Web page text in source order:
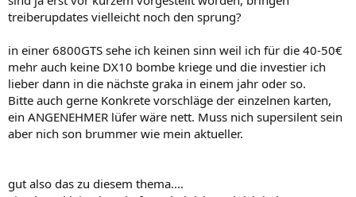
treiberupdates vielleicht noch den sprung?
in einer 6800GTS sehe ich keinen sinn weil ich für die 40-50€
mehr auch keine DX10 bombe kriege und die investier ich
lieber dann in die nächste graka in einem jahr oder so.
Bitte auch gerne Konkrete vorschläge der einzelnen karten,
ein ANGENEHMER lüfer wäre nett. Muss nich supersilent sein
aber nich son brummer wie mein aktueller.
gut also das zu diesem thema....